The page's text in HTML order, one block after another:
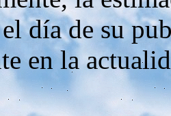
día de su
en la